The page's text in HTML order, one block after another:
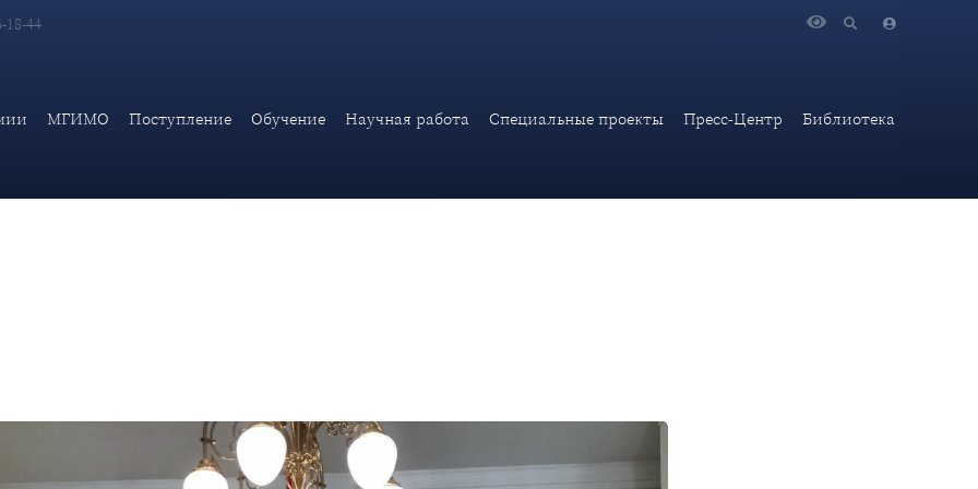
18-44
МГИМО Поступление Обучение Научная работа Специальные проекты Пресс-Центр Библиотека